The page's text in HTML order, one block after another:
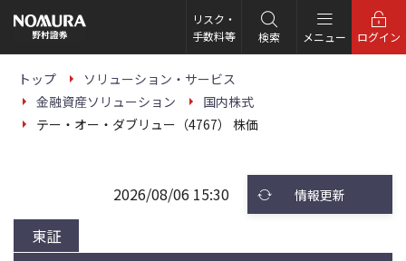
の
ー
リスク・
手数料等
検索 メニュー ログイン
トップ
ソリューション・サービス
金融資産ソリューション
国内株式
テー・オー・ダブリュー（4767） 株価
東証
2026/08/06 15:30 情報更新